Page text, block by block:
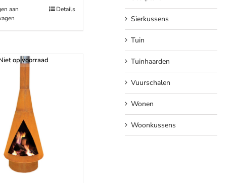
€149.00.
aan
Details
op voorraad
Sierkussens
Tuin
Tuinhaarden
Vuurschalen
Wonen
Woonkussens